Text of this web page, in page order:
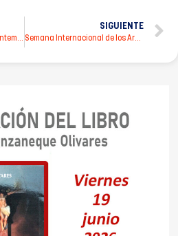
Gala de Danza Urbana y Contemporánea
SIGUIENTE
Semana Internacional de los Archivos